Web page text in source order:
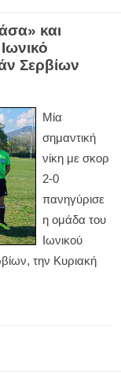
και
Σερβίων
Μία
σημαντική
νίκη με σκορ
2-0
πανηγύρισε
η ομάδα του
Ιωνικού
την Κυριακή